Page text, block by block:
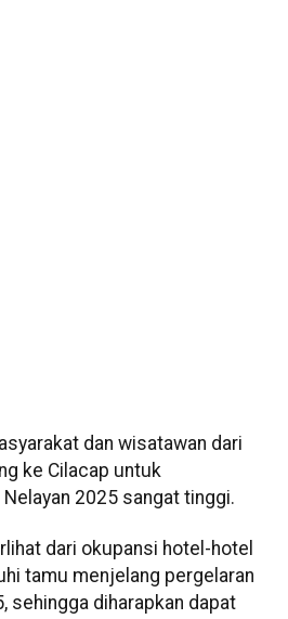
dan wisatawan dari
ke Cilacap untuk
2025 sangat tinggi.
dari okupansi hotel-hotel
tamu menjelang pergelaran
sehingga diharapkan dapat